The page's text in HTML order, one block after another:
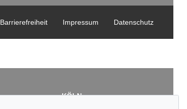
Datenschutz
Impressum
Barrierefreiheit
KÖLN